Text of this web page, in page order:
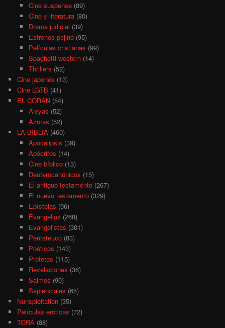
Cine suspense(89)
Cine y literatura(80)
Drama judicial (39)
Estrenos pejino(95)
Películas cristianas (99)
Spaghetti western(14)
Thrillers (52)
Cine japonés (13)
Cine LGTB (41)
EL CORÁN (54)
Aleyas (52)
Azoras (52)
LA BIBLIA (460)
Apocalipsis (39)
Apócrifos (14)
Cine bíblico(13)
Deuterocanónicos (15)
El antiguo testamento(267)
El nuevo testamento(329)
Epístolas (96)
Evangelios (268)
Evangelistas (301)
Pentateuco(83)
Poéticos (143)
Profetas (115)
Revelaciones (36)
Salmos (90)
Sapienciales (65)
Nunsploitation (35)
Películas eróticas (72)
TORÁ (88)